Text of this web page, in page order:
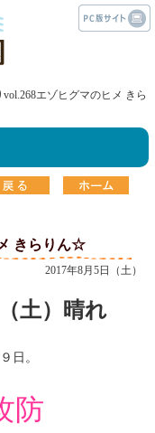
エゾヒグマのヒメ きら
きらりん☆
2017年8月5日（土）
土）晴れ
日。
防